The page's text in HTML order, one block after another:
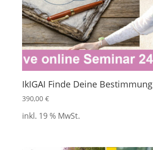
IkIGAI Finde Deine Bestimmung
390,00 €
inkl. 19 % MwSt.